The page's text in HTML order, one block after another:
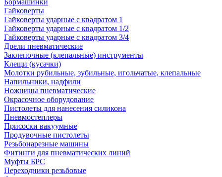
Бормашинки
Гайковерты
Гайковерты ударные с квадратом 1
Гайковерты ударные с квадратом 1/2
Гайковерты ударные с квадратом 3/4
Дрели пневматические
Заклепочные (клепальные) инструменты
Клещи (кусачки)
Молотки рубильные, зубильные, игольчатые, клепальные
Напильники, надфили
Ножницы пневматические
Окрасочное оборудование
Пистолеты для нанесения силикона
Пневмостеплеры
Присоски вакуумные
Продувочные пистолеты
Резьбонарезные машины
Фитинги для пневматических линий
Муфты БРС
Переходники резьбовые